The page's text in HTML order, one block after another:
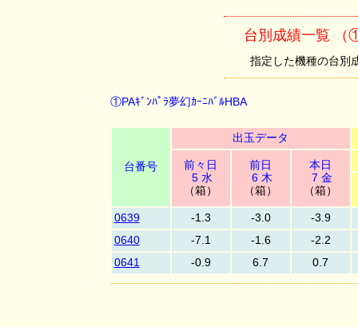
台別成績一覧 （
指定した機種の台別
①PAｷﾞﾝﾊﾟﾗ夢幻ｶｰﾆﾊﾞﾙHBA
台番号
出玉データ
前々日
5 水
（箱）
前日
6 木
（箱）
本日
7 金
（箱）
0639 -1.3 -3.0
-3.9
0640
-7.1 -1.6
-2.2
0641
-0.9 6.7 0.7